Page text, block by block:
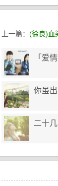
上一篇： (徐良)血
「爱
你虽
二十